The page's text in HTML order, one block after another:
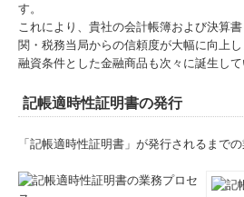
す。
これにより、貴社の会計帳簿および決算
関・税務当局からの信頼度が大幅に向上
融資条件とした金融商品も次々に誕生して
記帳適時性証明書の発行
「記帳適時性証明書」が発行されるまで